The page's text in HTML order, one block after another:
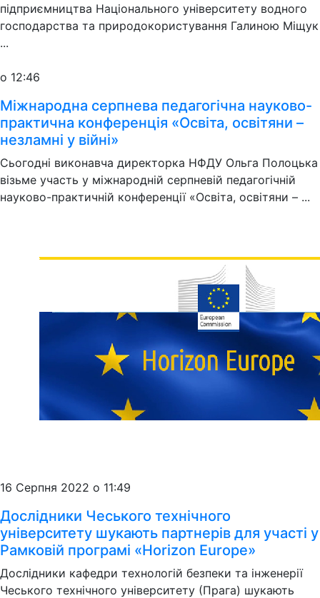
підприємництва Національного університету водного
господарства та природокористування Галиною Міщук
...
о 12:46
Міжнародна серпнева педагогічна науково-
практична конференція «Освіта, освітяни –
незламні у війні»
Сьогодні виконавча директорка НФДУ Ольга Полоцька
візьме участь у міжнародній серпневій педагогічній
науково-практичній конференції «Освіта, освітяни – ...
16 Серпня 2022 о 11:49
Дослідники Чеського технічного
університету шукають партнерів для участі у
Рамковій програмі «Horizon Europe»
Дослідники кафедри технологій безпеки та інженерії
Чеського технічного університету (Прага) шукають